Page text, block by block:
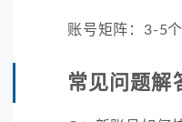
账号矩阵：3-5
常见问题解